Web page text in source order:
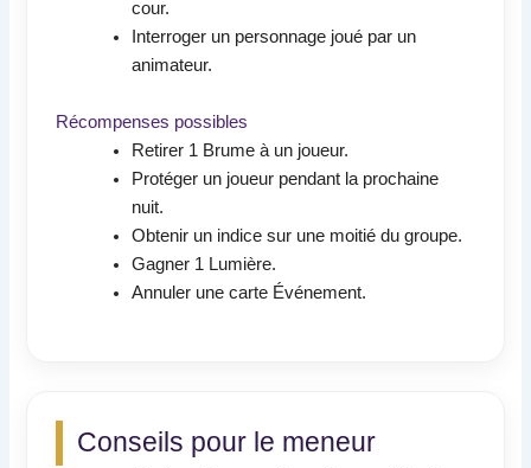
cour.
Interroger un personnage joué par un
animateur.
Récompenses possibles
Retirer 1 Brume à un joueur.
Protéger un joueur pendant la prochaine
nuit.
Obtenir un indice sur une moitié du groupe.
Gagner 1 Lumière.
Annuler une carte Événement.
Conseils pour le meneur